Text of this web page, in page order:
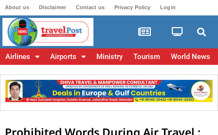
About us Disclaimer Contact us Privacy Policy Login
Airlines Airports Ministry Tourism World News